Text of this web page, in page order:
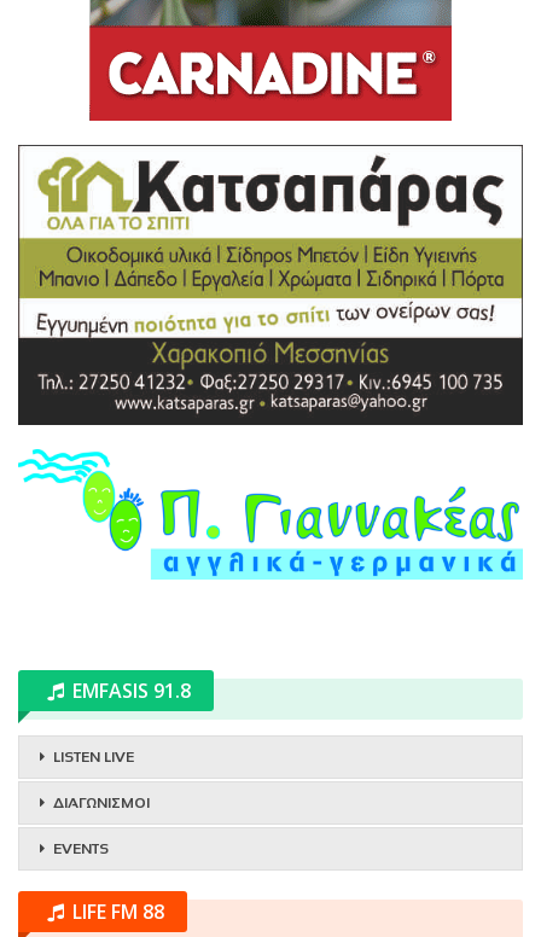
EMFASIS 91.8
LISTEN LIVE
ΔΙΑΓΩΝΙΣΜΟΙ
EVENTS
LIFE FM 88